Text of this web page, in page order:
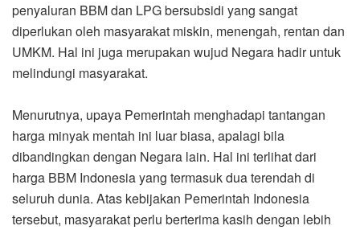
penyaluran BBM dan LPG bersubsidi yang sangat
diperlukan oleh masyarakat miskin, menengah, rentan dan
UMKM. Hal ini juga merupakan wujud Negara hadir untuk
melindungi masyarakat.
Menurutnya, upaya Pemerintah menghadapi tantangan
harga minyak mentah ini luar biasa, apalagi bila
dibandingkan dengan Negara lain. Hal ini terlihat dari
harga BBM Indonesia yang termasuk dua terendah di
seluruh dunia. Atas kebijakan Pemerintah Indonesia
tersebut, masyarakat perlu berterima kasih dengan lebih